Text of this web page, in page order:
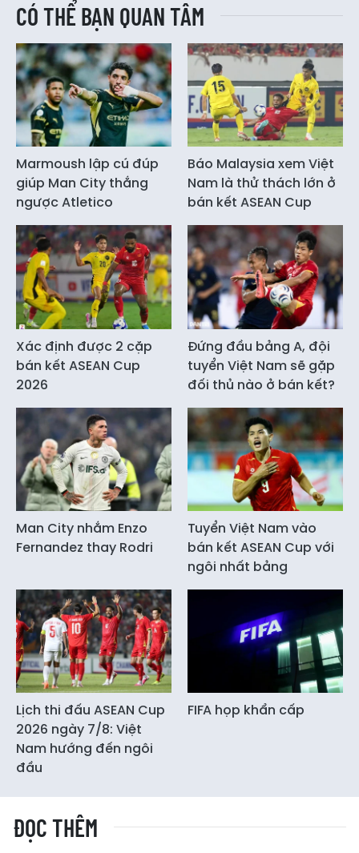
CÓ THỂ BẠN QUAN TÂM
Marmoush lập cú đúp
giúp Man City thắng
ngược Atletico
Báo Malaysia xem Việt
Nam là thử thách lớn ở
bán kết ASEAN Cup
Xác định được 2 cặp
bán kết ASEAN Cup
2026
Đứng đầu bảng A, đội
tuyển Việt Nam sẽ gặp
đối thủ nào ở bán kết?
Man City nhắm Enzo
Fernandez thay Rodri
Tuyển Việt Nam vào
bán kết ASEAN Cup với
ngôi nhất bảng
Lịch thi đấu ASEAN Cup
2026 ngày 7/8: Việt
Nam hướng đến ngôi
đầu
FIFA họp khẩn cấp
ĐỌC THÊM